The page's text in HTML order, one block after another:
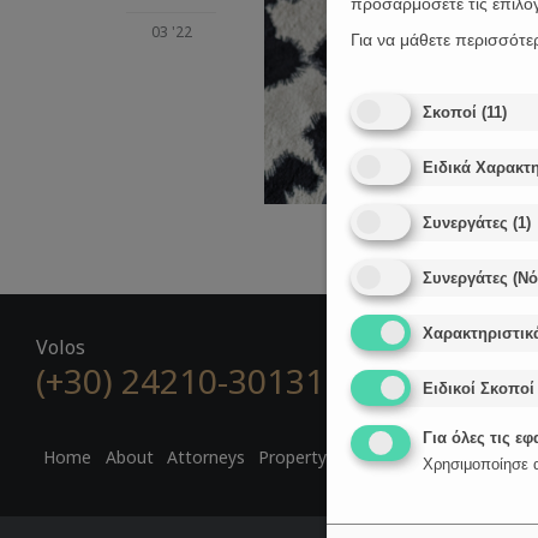
03 '22
Volos
(+30) 24210-30131 
Home About Attorneys Property Law Golden Visa Digital
προσαρμόσετε τις
Για να μάθετε
Σκοποί (11)
Ειδικά
Συνεργάτες (1)
Συνεργάτες
Ειδικοί Σκοποί
Για όλες τις
Χρησιμοποίησε